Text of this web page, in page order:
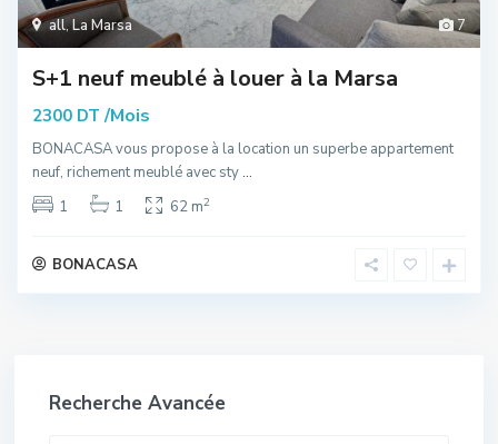
7
all,La Marsa
S+1 neuf meublé à louer à la Marsa
2300 DT /Mois
BONACASA vous propose à la location un superbe appartement
neuf, richement meublé avec sty...
1
1 62 m2
BONACASA
Recherche Avancée